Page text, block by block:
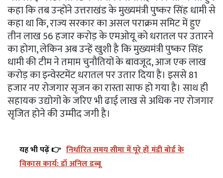
कहा कि तब उन्होंने उत्तराखंड के मुख्यमंत्री पुष्कर सिंह धामी से
कहा था कि, राज्य सरकार का असल पराक्रम समिट में हुए
तीन लाख 56 हजार करोड़ के एमओयू को धरातल पर उतारने
का होगा, लेकिन अब उन्हें खुशी है कि मुख्यमंत्री पुष्कर सिंह
धामी की टीम ने तमाम चुनौतियों के बावजूद, आज एक लाख
करोड़ का इन्वेस्टमेंट धरातल पर उतार दिया है। इससे 81
हजार नए रोजगार सृजन का रास्ता साफ हो गया है। साथ ही
सहायक उद्योगों के जरिए भी ढाई लाख से अधिक नए रोजगार
सृजित होने की उम्मीद जगी है।
यह भी पढ़ें 👉 निर्धारित समय सीमा में पूरे हों मंडी बोर्ड के
विकास कार्य: डॉ अनिल डब्बू